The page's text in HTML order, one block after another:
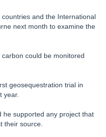
and the International
next month to examine the
could be monitored
geosequestration trial in
year.
he supported any project that
their source.